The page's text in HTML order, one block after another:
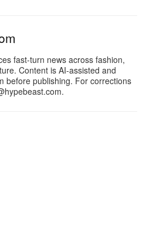
fast-turn news across fashion,
Content is AI-assisted and
before publishing. For corrections